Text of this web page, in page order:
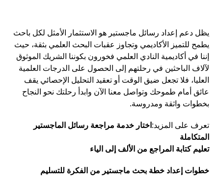
يظل دعم إعداد رسائل ماجستير هو الاستثمار الأمثل لكل باحث
يطمح للتميز الأكاديمي وتجاوز عقبات البحث العلمي بثقة، حيث
إننا في أكاديمية النادي العلمي فخورون بكوننا الشريك الموثوق
لآلاف الباحثين في رحلتهم إلى الحصول على الدرجات العلمية
العليا، فلا تجعل ضيق الوقت أو تعقيد التحليل الإحصائي يقف
عائق أمام طموحك وتواصل معنا الآن وابدأ رحلتك نحو النجاح
بخطوات واثقة ومدروسة.
تعرف على المزيد:اختار خدمة مراجعة رسائل الماجستير
المتكاملة
تعليم كتابة المراجع من الألف إلى الياء
خطوات إعداد خطة بحث ماجستير من الفكرة للتسليم